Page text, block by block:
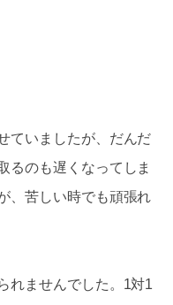
ていましたが、だんだ
るのも遅くなってしま
、苦しい時でも頑張れ
れませんでした。1対1